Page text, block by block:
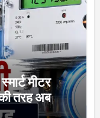
मीटर
तरह अब